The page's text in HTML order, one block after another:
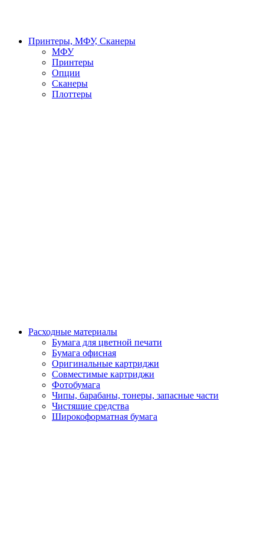
Принтеры, МФУ, Сканеры
МФУ
Принтеры
Опции
Сканеры
Плоттеры
Расходные материалы
Бумага для цветной печати
Бумага офисная
Оригинальные картриджи
Совместимые картриджи
Фотобумага
Чипы, барабаны, тонеры, запасные части
Чистящие средства
Широкоформатная бумага